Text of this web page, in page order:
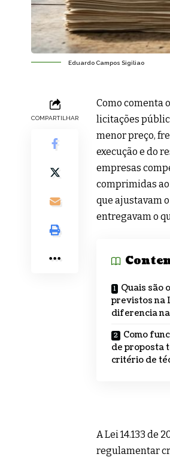
Eduardo Campos Sigiliao
COMPARTILHAR
Como comenta
licitações
menor preço,
execução e do
empresas
comprimidas
que ajustavam
entregavam o
Quais são
previstos na
diferencia
Como
de proposta
critério de
A Lei 14.133 de
regulamentar